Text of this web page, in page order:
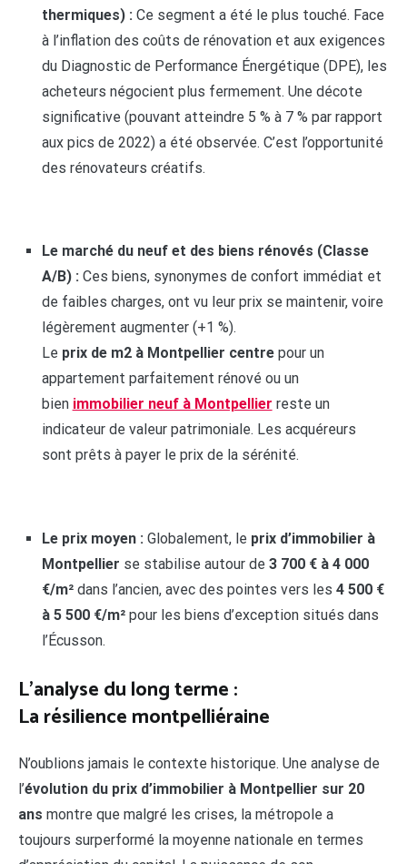
thermiques) : Ce segment a été le plus touché. Face
à l’inflation des coûts de rénovation et aux exigences
du Diagnostic de Performance Énergétique (DPE), les
acheteurs négocient plus fermement. Une décote
significative (pouvant atteindre 5 % à 7 % par rapport
aux pics de 2022) a été observée. C’est l’opportunité
des rénovateurs créatifs.
Le marché du neuf et des biens rénovés (Classe
A/B) : Ces biens, synonymes de confort immédiat et
de faibles charges, ont vu leur prix se maintenir, voire
légèrement augmenter (+1 %).
Le prix de m2 à Montpellier centrepour un
appartement parfaitement rénové ou un
bien immobilier neuf à Montpellier reste un
indicateur de valeur patrimoniale. Les acquéreurs
sont prêts à payer le prix de la sérénité.
Le prix moyen : Globalement, le prix d’immobilier à
Montpellier se stabilise autour de 3 700 € à 4 000
€/m²dans l’ancien, avec des pointes vers les 4 500 €
à 5 500 €/m²pour les biens d’exception situés dans
l’Écusson.
L’analyse du long terme :
La résilience montpelliéraine
N’oublions jamais le contexte historique. Une analyse de
l’évolution du prix d’immobilier à Montpellier sur 20
ans montre que malgré les crises, la métropole a
toujours surperformé la moyenne nationale en termes